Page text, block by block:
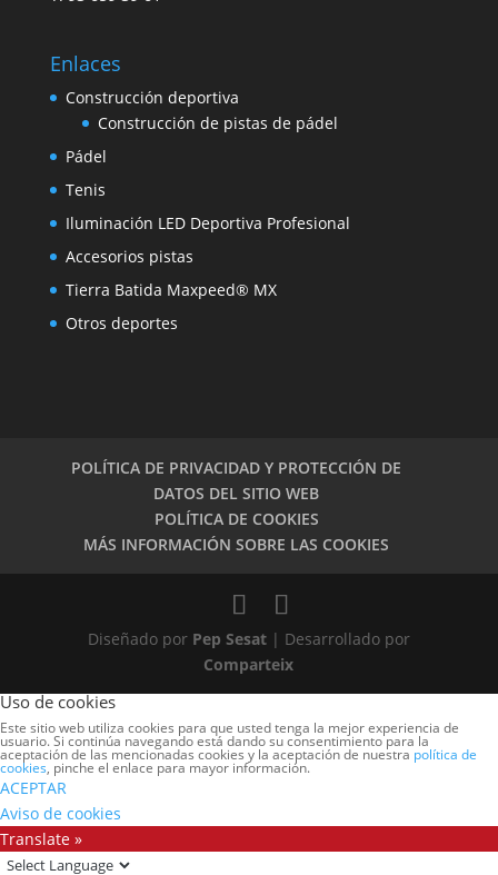
Enlaces
Construcción deportiva
Construcción de pistas de pádel
Pádel
Tenis
Iluminación LED Deportiva Profesional
Accesorios pistas
Tierra Batida Maxpeed® MX
Otros deportes
POLÍTICA DE PRIVACIDAD Y PROTECCIÓN DE
DATOS DEL SITIO WEB
POLÍTICA DE COOKIES
MÁS INFORMACIÓN SOBRE LAS COOKIES
Diseñado por Pep Sesat| Desarrollado por
Comparteix
Uso de cookies
Este sitio web utiliza cookies para que usted tenga la mejor experiencia de
usuario. Si continúa navegando está dando su consentimiento para la
aceptación de las mencionadas cookies y la aceptación de nuestra política de
cookies, pinche el enlace para mayor información.
ACEPTAR
Aviso de cookies
Translate »